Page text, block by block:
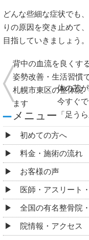
どんな些細な症状でも
りの原因を突き止めて
目指していきましょう。
背中の血流を良くす
姿勢改善・生活習慣
札幌市東区の整体院
ます
体の芯
今すぐ
「足う
メニュー
初めての方へ
料金・施術の流れ
お客様の声
医師・アスリート
全国の有名整骨院
院情報・アクセス